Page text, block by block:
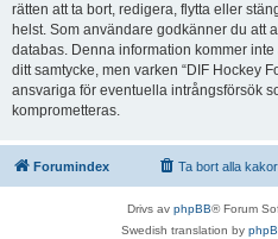
rätten att ta bort, redigera, flytta eller
helst. Som användare godkänner du att
databas. Denna information kommer
ditt samtycke, men varken “DIF Hockey
ansvariga för eventuella intrångsförsök
komprometteras.
Forumindex Ta bort alla kakor
Drivs av phpBB® Forum
Swedish translation by